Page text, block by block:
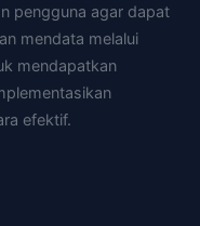
pengguna agar dapat
mendata melalui
mendapatkan
efektif.